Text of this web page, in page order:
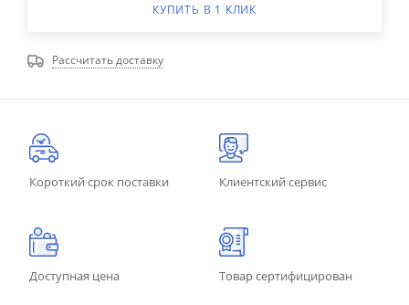
КУПИТЬ В 1 КЛИК
Рассчитать доставку
Короткий срок поставки Клиентский сервис
Доступная цена Товар сертифицирован